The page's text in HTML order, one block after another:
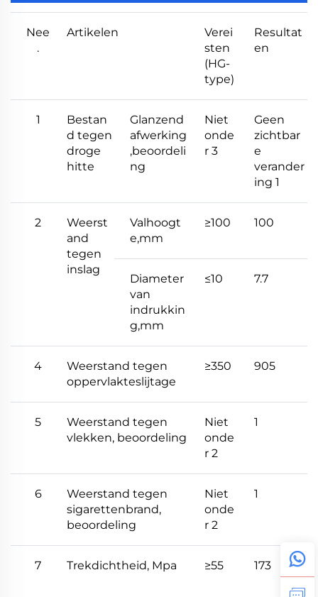
Nee
.
Artikelen
Verei
sten
(HG-
type)
Resultat
en
1
Bestan
d tegen
droge
hitte
Glanzend
afwerking
,beoordeli
ng
Niet
onde
r 3
Geen
zichtbar
e
verander
ing 1
2
Weerst
and
tegen
inslag
Valhoogt
e,mm
≥100 100
Diameter
van
indrukkin
g,mm
≤10 7.7
4
Weerstand tegen
oppervlakteslijtage
≥350 905
5
Weerstand tegen
vlekken, beoordeling
Niet
onde
r 2
1
6
Weerstand tegen
sigarettenbrand,
beoordeling
Niet
onde
r 2
1
7 Trekdichtheid, Mpa ≥55 173